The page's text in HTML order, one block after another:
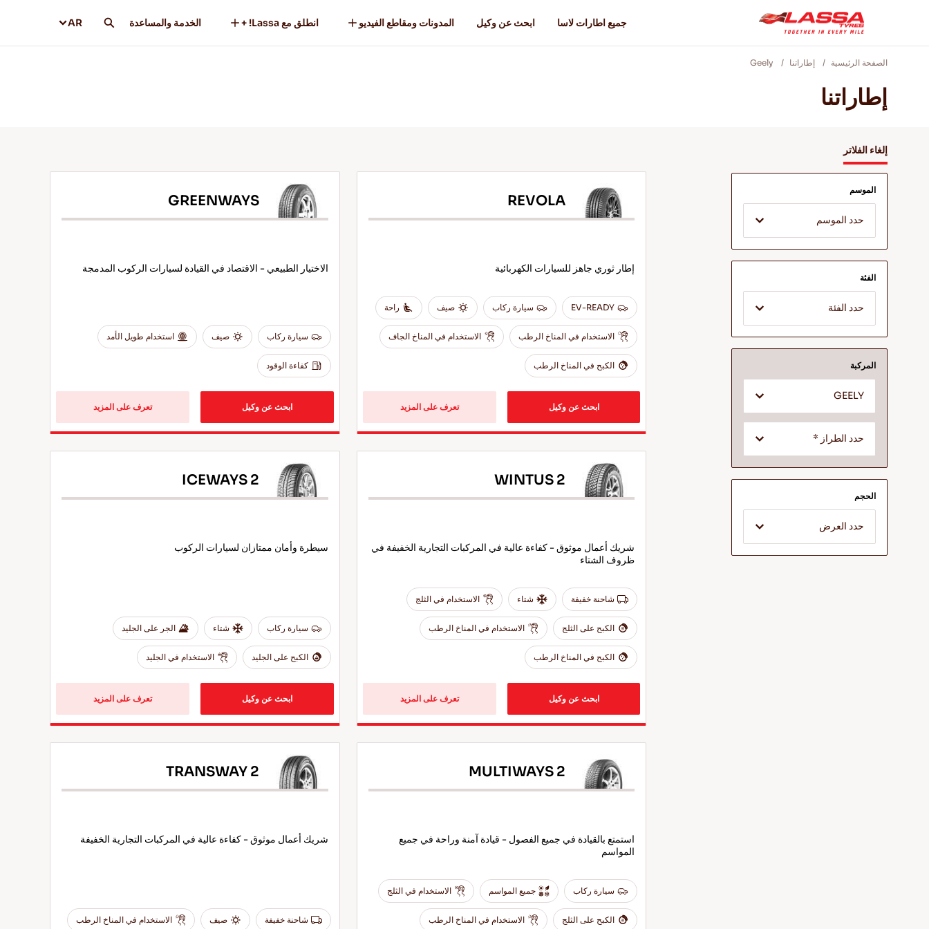
جميع اطارات لاسا ابحث عن وكيل المدونات ومقاطع الفيديو انطلق مع Lassa! + الخدمة والمساعدة AR
الصفحة الرئيسية إطاراتنا Geely
إطاراتنا
إلغاء الفلاتر
الموسم
حدد الموسم
الفئة
حدد الفئة
المركبة
GEELY
حدد الطراز *
الحجم
حدد العرض
REVOLA
إطار ثوري جاهز للسيارات الكهربائية
EV-READY سيارة ركاب صيف راحة
الاستخدام في المناخ الرطب الاستخدام في المناخ الجاف
الكبح في المناخ الرطب
ابحث عن وكيل تعرف على المزيد
GREENWAYS
الاختيار الطبيعي - الاقتصاد في القيادة لسيارات الركوب المدمجة
سيارة ركاب صيف استخدام طويل الأمد
كفاءة الوقود
ابحث عن وكيل تعرف على المزيد
WINTUS 2
شريك أعمال موثوق - كفاءة عالية في المركبات التجارية الخفيفة في
ظروف الشتاء
شاحنة خفيفة شتاء الاستخدام في الثلج
الكبح على الثلج الاستخدام في المناخ الرطب
الكبح في المناخ الرطب
ابحث عن وكيل تعرف على المزيد
ICEWAYS 2
سيطرة وأمان ممتازان لسيارات الركوب
سيارة ركاب شتاء الجر على الجليد
الكبح على الجليد الاستخدام في الجليد
ابحث عن وكيل تعرف على المزيد
MULTIWAYS 2
استمتع بالقيادة في جميع الفصول - قيادة آمنة وراحة في جميع
المواسم
سيارة ركاب جميع المواسم الاستخدام في الثلج
الكبح على الثلج الاستخدام في المناخ الرطب
TRANSWAY 2
شريك أعمال موثوق - كفاءة عالية في المركبات التجارية الخفيفة
شاحنة خفيفة صيف الاستخدام في المناخ الرطب